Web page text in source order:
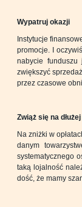
Wypatruj okazji
Instytucje
promocje. I
nabycie funduszu
zwiększyć
przez czasowe
Zwiąż się na dłużej
Na zniżki w
danym
systematycznego
taką lojalność
dość, że mamy